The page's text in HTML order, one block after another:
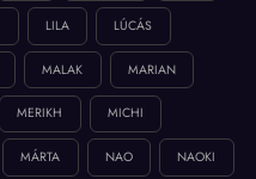
LILA LÚCÁS
MALAK MARIAN
MERIKH MICHI
MÁRTA NAO NAOKI